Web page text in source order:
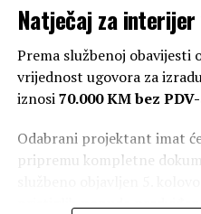
Natječaj za
Prema službenoj obavijesti
vrijednost ugovora za
iznosi70.000 KM bez
Odabrani projektant imat
pripremu kompletne
pristiglih ponuda